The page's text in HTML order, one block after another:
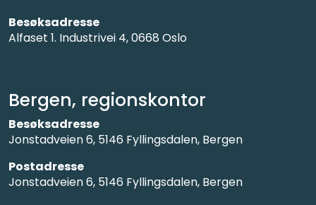
Bergen, regionskontor
Besøksadresse
Jonstadveien 6, 5146 Fyllingsdalen, Bergen
Postadresse
Jonstadveien 6, 5146 Fyllingsdalen, Bergen
Besøksadresse
Alfaset 1. Industrivei 4, 0668 Oslo